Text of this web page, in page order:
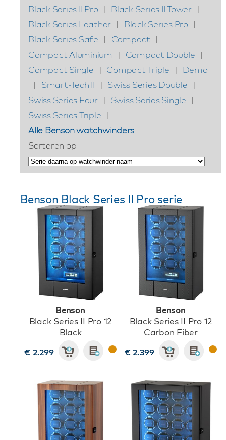
Black Series II Pro | Black Series II Tower |
Black Series Leather | Black Series Pro
|
Black Series Safe
| Compact
|
Compact Aluminium
| Compact Double
|
Compact Single
| Compact Triple |
Demo
|
Smart-Tech II | Swiss Series Double
|
Swiss Series Four | Swiss Series Single
|
Swiss Series Triple |
Alle Benson watchwinders
Sorteren op
Benson Black Series II Pro serie
Benson
Black Series II Pro 12
Black
€ 2.299
Benson
Black Series II Pro 12
Carbon Fiber
€ 2.399